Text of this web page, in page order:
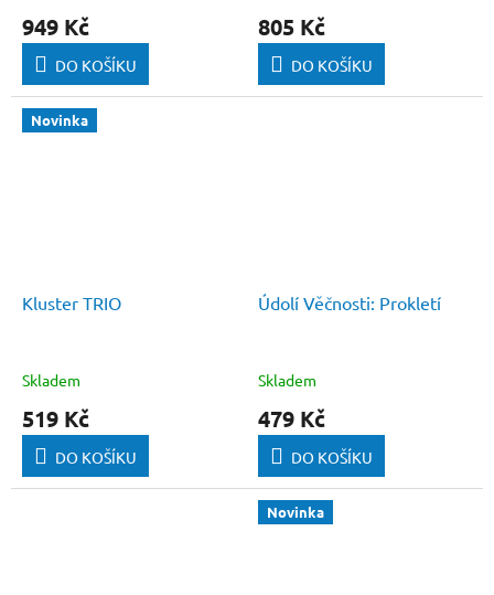
949 Kč
DO KOŠÍKU
805 Kč
DO KOŠÍKU
Novinka
Kluster TRIO
Skladem
519 Kč
DO KOŠÍKU
Údolí Věčnosti: Prokletí
Skladem
479 Kč
DO KOŠÍKU
Novinka